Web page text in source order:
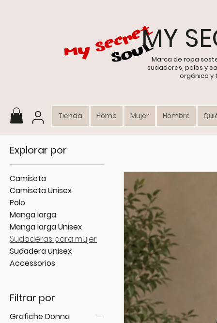
MY
Marca de ropa
sudaderas, polos y
orgánico y
Tienda Home Mujer Hombre
Explorar por
Camiseta
Camiseta Unisex
Polo
Manga larga
Manga larga Unisex
Sudaderas para mujer
Sudadera unisex
Accessorios
Filtrar por
Grafiche Donna